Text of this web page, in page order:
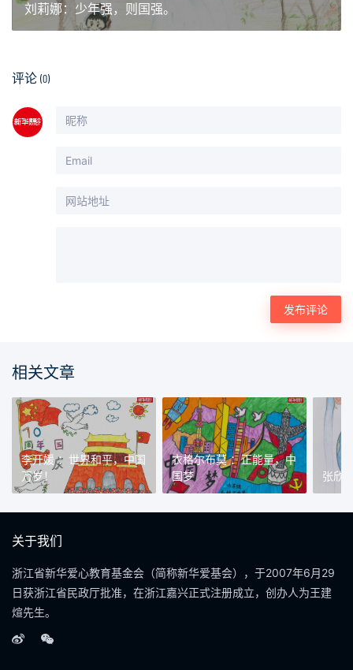
刘莉娜：少年强，则国强。
评论 (0)
相关文章
李开媛 ：世界和平，中国
万岁！
衣格尔布莫 ：正能量，中
国梦
张欣
关于我们
浙江省新华爱心教育基金会（简称新华爱基会），于2007年6月29
日获浙江省民政厅批准，在浙江嘉兴正式注册成立，创办人为王建
煊先生。